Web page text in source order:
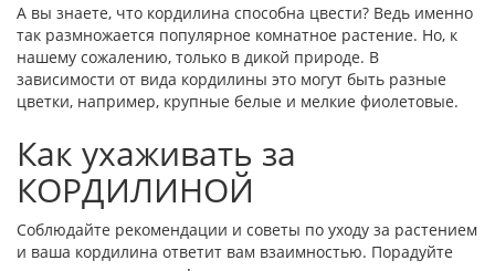
А вы знаете, что кордилина способна цвести? Ведь именно
так размножается популярное комнатное растение. Но, к
нашему сожалению, только в дикой природе. В
зависимости от вида кордилины это могут быть разные
цветки, например, крупные белые и мелкие фиолетовые.
Как ухаживать за
КОРДИЛИНОЙ
Соблюдайте рекомендации и советы по уходу за растением
и ваша кордилина ответит вам взаимностью. Порадуйте